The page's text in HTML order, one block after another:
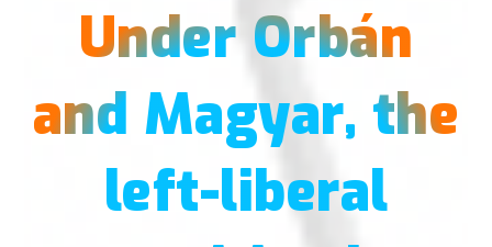
Under Orbán
and Magyar, the
left-liberal